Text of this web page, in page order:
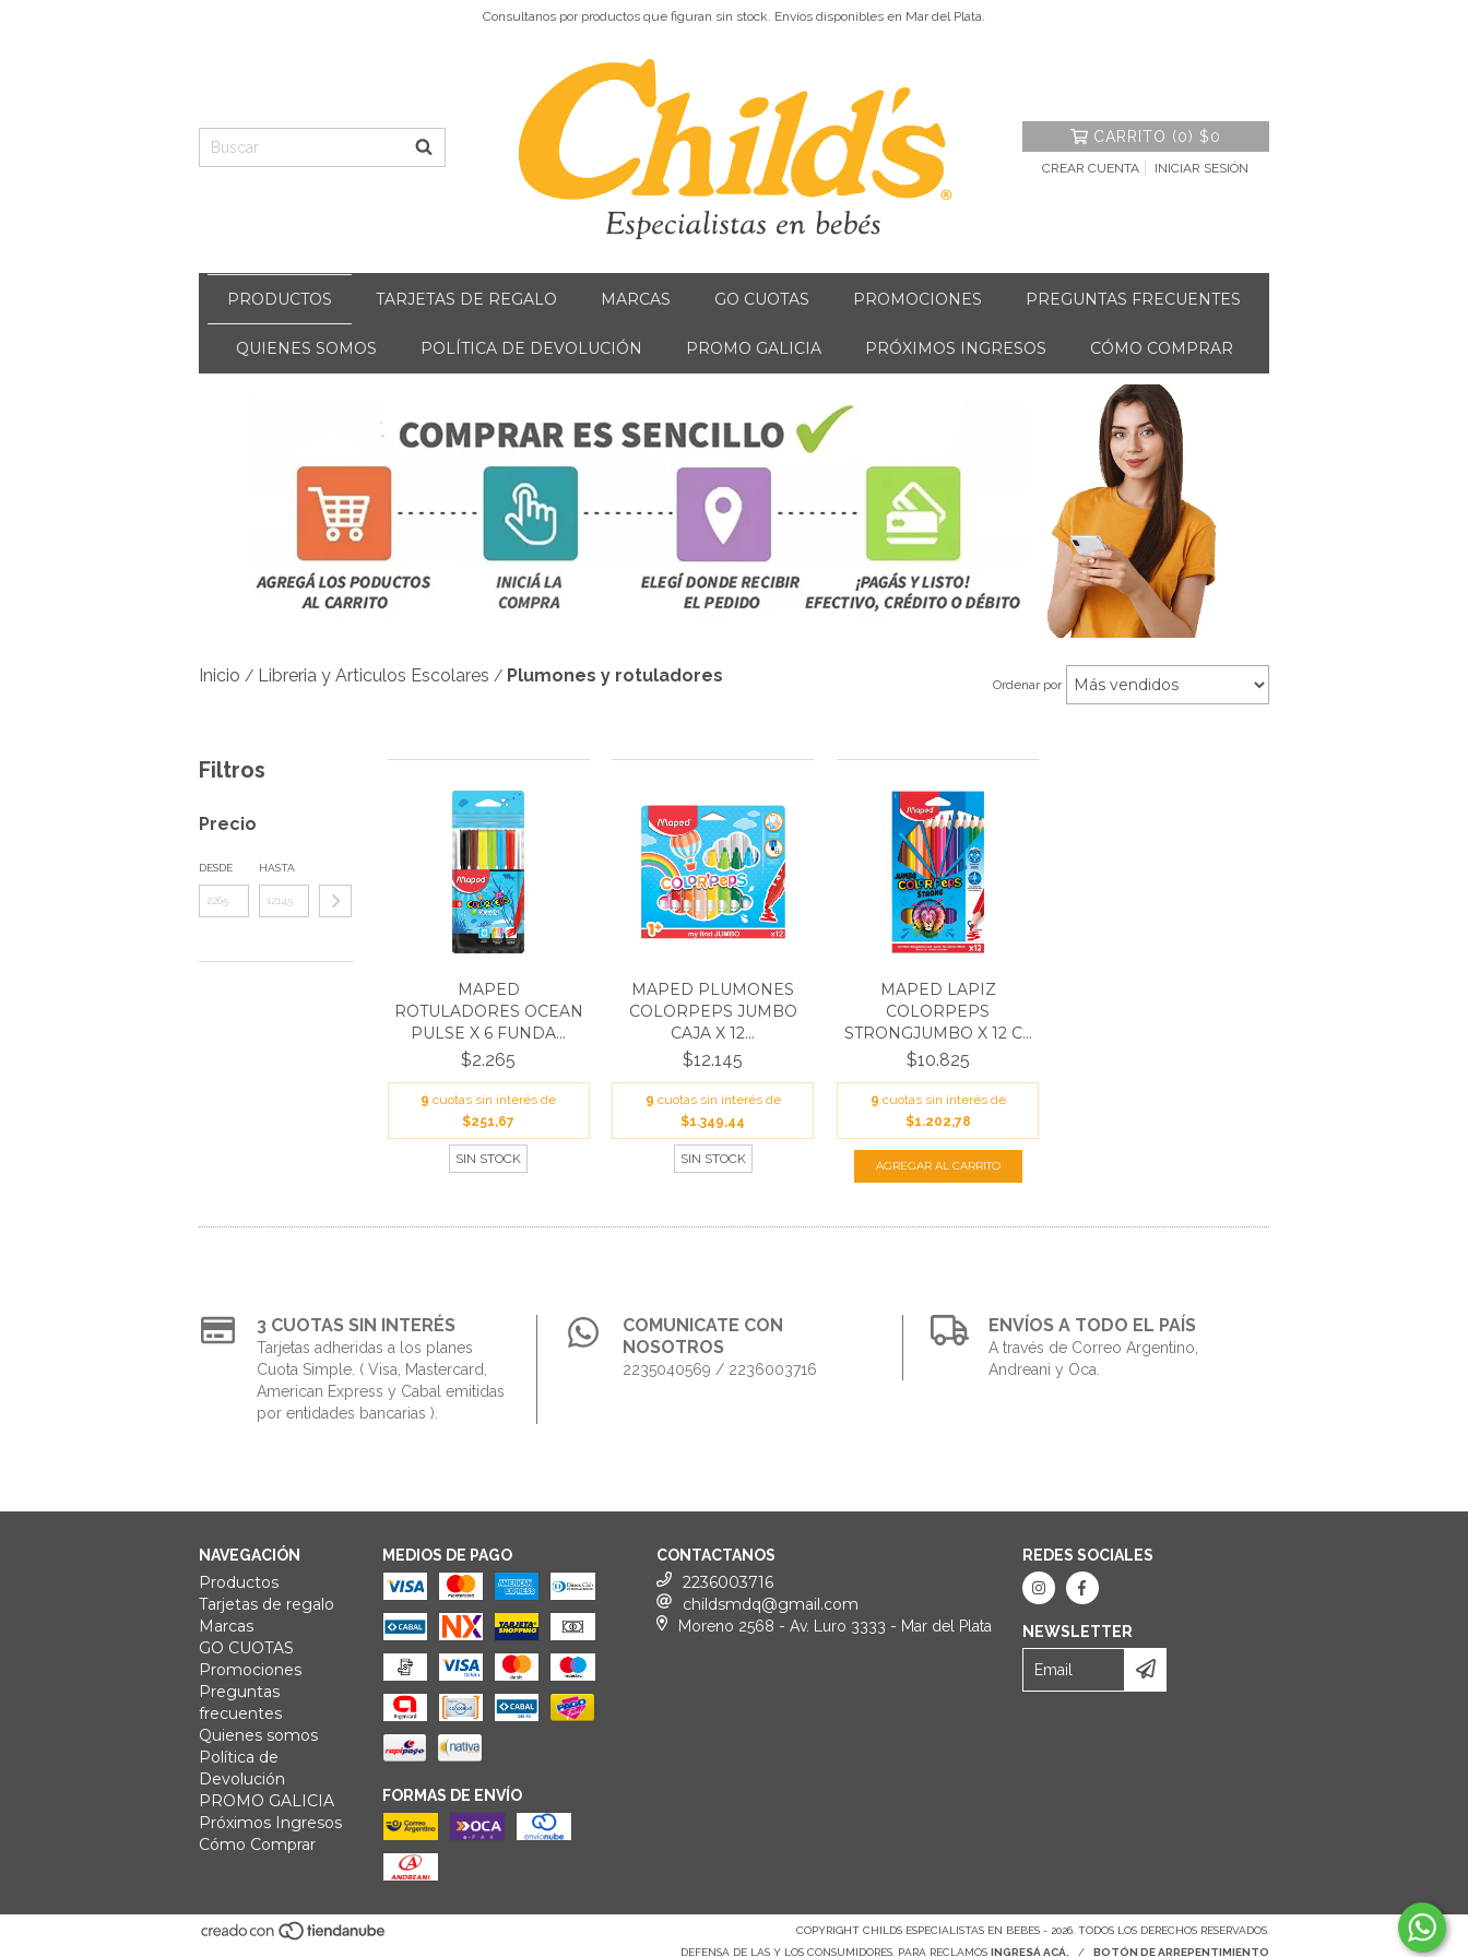
Consultanos por productos que figuran sin stock. Envíos disponibles en Mar del Plata.
CARRITO (0) $0
CREAR CUENTA INICIAR SESIÓN
PRODUCTOS TARJETAS DE REGALO MARCAS GO CUOTAS PROMOCIONES PREGUNTAS FRECUENTES
QUIENES SOMOS POLÍTICA DE DEVOLUCIÓN PROMO GALICIA PRÓXIMOS INGRESOS CÓMO COMPRAR
Inicio / Libreria y Articulos Escolares / Plumones y rotuladores Ordenar por
Filtros
Precio
DESDE HASTA
MAPED
ROTULADORES OCEAN
PULSE X 6 FUNDA...
$2.265
9 cuotas sin interés de
$251,67
SIN STOCK
MAPED PLUMONES
COLORPEPS JUMBO
CAJA X 12...
$12.145
9 cuotas sin interés de
$1.349,44
SIN STOCK
MAPED LAPIZ
COLORPEPS
STRONGJUMBO X 12 C...
$10.825
9 cuotas sin interés de
$1.202,78
3 CUOTAS SIN INTERÉS
Tarjetas adheridas a los planes
Cuota Simple. ( Visa, Mastercard,
American Express y Cabal emitidas
por entidades bancarias ).
COMUNICATE CON
NOSOTROS
2235040569 / 2236003716
ENVÍOS A TODO EL PAÍS
A través de Correo Argentino,
Andreani y Oca.
NAVEGACIÓN
Productos
Tarjetas de regalo
Marcas
GO CUOTAS
Promociones
Preguntas
frecuentes
Quienes somos
Política de
Devolución
PROMO GALICIA
Próximos Ingresos
Cómo Comprar
MEDIOS DE PAGO
FORMAS DE ENVÍO
CONTACTANOS
2236003716
childsmdq@gmail.com
Moreno 2568 - Av. Luro 3333 - Mar del Plata
REDES SOCIALES
NEWSLETTER
COPYRIGHT CHILDS ESPECIALISTAS EN BEBES - 2026. TODOS LOS DERECHOS RESERVADOS.
DEFENSA DE LAS Y LOS CONSUMIDORES. PARA RECLAMOS INGRESÁ ACÁ. / BOTÓN DE ARREPENTIMIENTO